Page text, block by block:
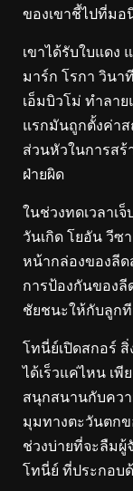
ของเขาชี้ไปที่มอ
เขาได้รับใบแดง
มาร์ก โรกา วินา
เอ็มบิวโม่ ทำลา
แรกมันถูกตั้งค่าส
ส่วนหัวในการสร้
ฝ่ายผิด
ในช่วงทดเวลาเ
วันเกิด โยอัน วีซ
หน้ากล่องของลีด
การป้องกันของลี
ชัยชนะให้กับลูก
โทนี่ย์เปิดสกอร์
ได้เร็วแค่ไหน เพี
สนุกสนานกับคว
มุมทางตะวันตก
ช่วงบ่ายที่จะลืม
โทนี่ย์ ที่ประกอบ